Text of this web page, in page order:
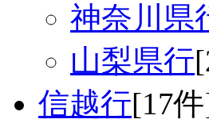
神奈川県
山梨県行
信越行[17